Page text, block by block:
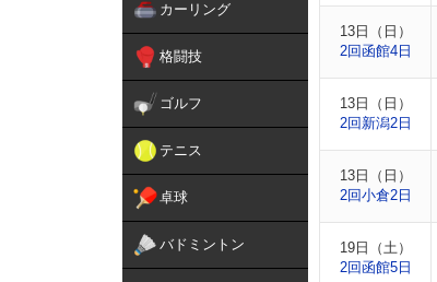
カーリング
格闘技
ゴルフ
テニス
卓球
バドミントン
13日（日）
2回函館4日
13日（日）
2回新潟2日
13日（日）
2回小倉2日
19日（土）
2回函館5日